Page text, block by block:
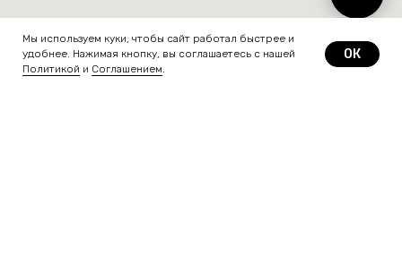
Мы используем куки, чтобы сайт работал быстрее и
удобнее. Нажимая кнопку, вы соглашаетесь с нашей
Политикой и Соглашением.
ОК